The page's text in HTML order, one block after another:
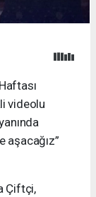
videolu
aşacağız”
Çiftçi,